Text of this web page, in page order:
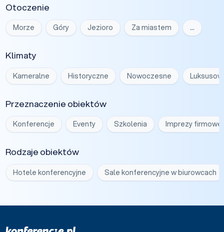
Otoczenie
Morze Góry Jezioro Za miastem …
Klimaty
Kameralne Historyczne Nowoczesne
Przeznaczenie obiektów
Konferencje Eventy Szkolenia Imprezy firmowe
Rodzaje obiektów
Hotele konferencyjne Sale konferencyjne w biurowcach